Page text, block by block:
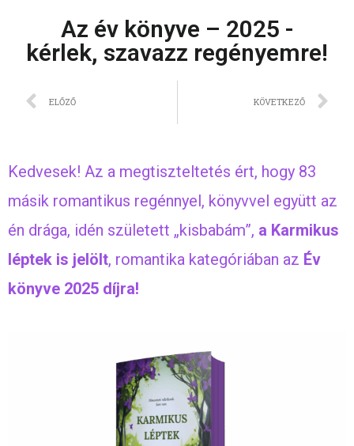
Az év könyve – 2025 -
kérlek, szavazz regényemre!
ELŐZŐ KÖVETKEZŐ
Kedvesek! Az a megtiszteltetés ért, hogy 83
másik romantikus regénnyel, könyvvel együtt az
én drága, idén született „kisbabám”, a Karmikus
léptek is jelölt, romantika kategóriában az Év
könyve 2025 díjra!